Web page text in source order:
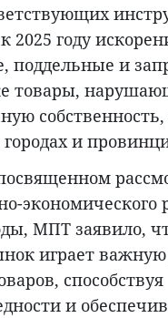
2025 году
поддельные и
товары,
собственность,
и
экономического
МПТ заявило,
играет важную
способствуя
и